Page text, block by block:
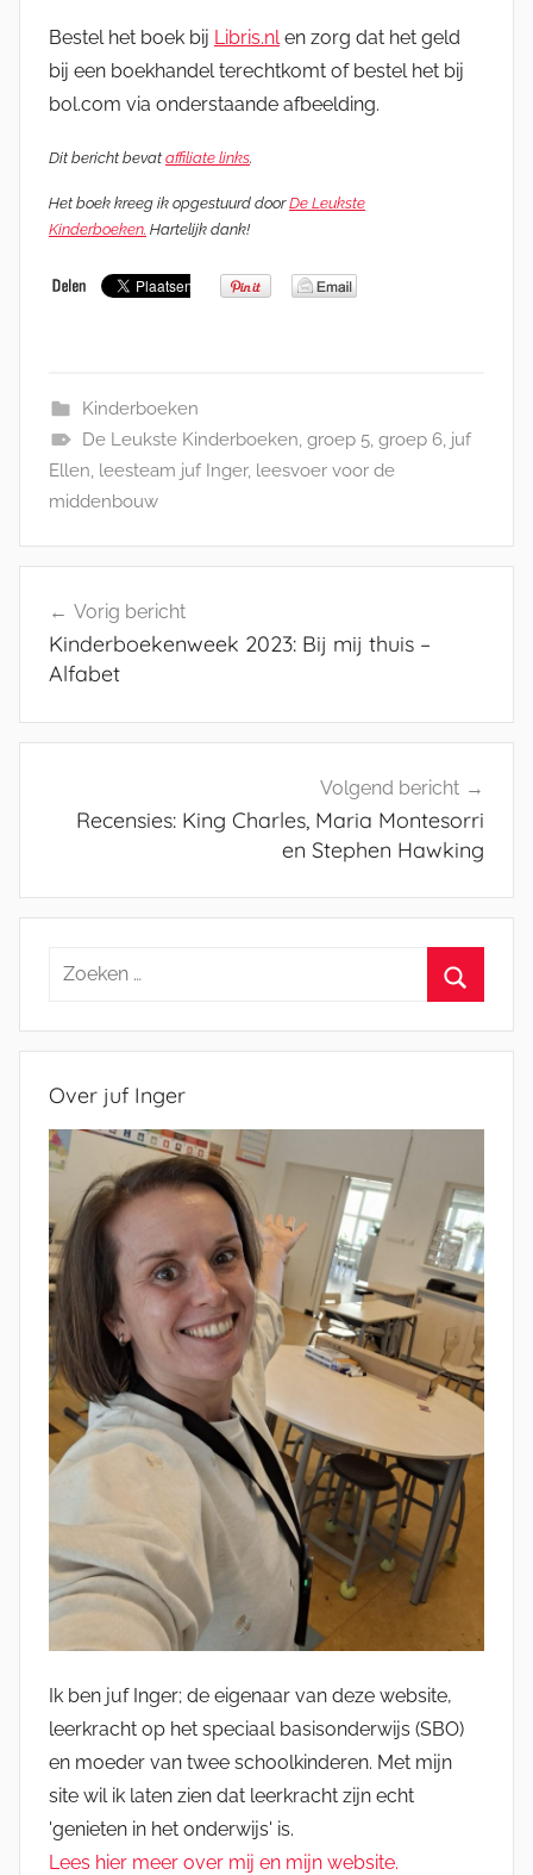
Bestel het boek bij Libris.nl en zorg dat het geld
bij een boekhandel terechtkomt of bestel het bij
bol.com via onderstaande afbeelding.
Dit bericht bevat affiliate links.
Het boek kreeg ik opgestuurd doorDe Leukste
Kinderboeken. Hartelijk dank!
Kinderboeken
De Leukste Kinderboeken, groep 5, groep 6, juf
Ellen, leesteam juf Inger, leesvoer voor de
middenbouw
navigatie
Vorig bericht
Kinderboekenweek 2023: Bij mij thuis –
Alfabet
Volgend bericht
Recensies: King Charles, Maria Montesorri
en Stephen Hawking
Zoeken
Over juf Inger
Ik ben juf Inger; de eigenaar van deze website,
leerkracht op het speciaal basisonderwijs (SBO)
en moeder van twee schoolkinderen. Met mijn
site wil ik laten zien dat leerkracht zijn echt
'genieten in het onderwijs' is.
Lees hier meer over mij en mijn website.